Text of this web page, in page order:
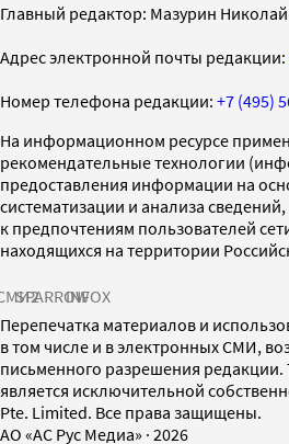
Главный редактор: Мазурин
Адрес электронной почты редакции:
Номер телефона редакции: +7 (495)
На информационном ресурсе
рекомендательные технологии
предоставления информации на
систематизации и анализа
к предпочтениям пользователей
находящихся на территории
SPARROWINFOX
Перепечатка материалов и
в том числе и в электронных СМИ,
письменного разрешения
является исключительной
Pte. Limited. Все права защищены.
AO «АС Рус Медиа» · 2026